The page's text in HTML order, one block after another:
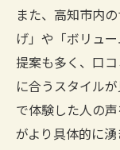
また、高知市内
げ」や「ボリュ
提案も多く、口
に合うスタイル
で体験した人の
がより具体的に湧